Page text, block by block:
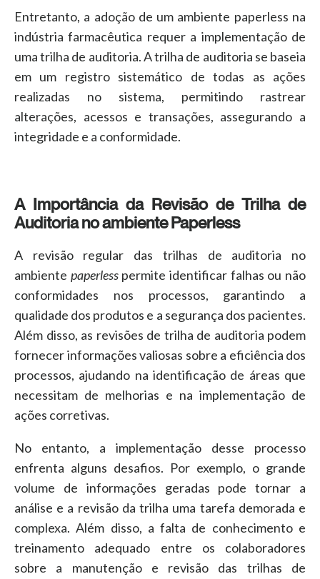
Entretanto, a adoção de um ambiente paperless na
indústria farmacêutica requer a implementação de
uma trilha de auditoria. A trilha de auditoria se baseia
em um registro sistemático de todas as ações
realizadas no sistema, permitindo rastrear
alterações, acessos e transações, assegurando a
integridade e a conformidade.
A Importância da Revisão de Trilha de
Auditoria no ambiente Paperless
A revisão regular das trilhas de auditoria no
ambiente paperlesspermite identificar falhas ou não
conformidades nos processos, garantindo a
qualidade dos produtos e a segurança dos pacientes.
Além disso, as revisões de trilha de auditoria podem
fornecer informações valiosas sobre a eficiência dos
processos, ajudando na identificação de áreas que
necessitam de melhorias e na implementação de
ações corretivas.
No entanto, a implementação desse processo
enfrenta alguns desafios. Por exemplo, o grande
volume de informações geradas pode tornar a
análise e a revisão da trilha uma tarefa demorada e
complexa. Além disso, a falta de conhecimento e
treinamento adequado entre os colaboradores
sobre a manutenção e revisão das trilhas de